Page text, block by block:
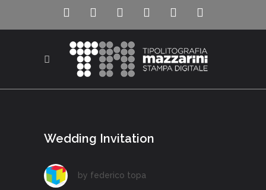
Wedding Invitation
by federico topa